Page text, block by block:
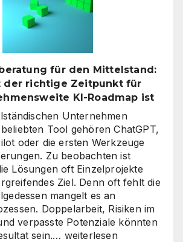
Level
heben
für den Mittelstand:
der richtige Zeitpunkt für
KI-Roadmap ist
Unternehmen
Tool gehören ChatGPT,
oder die ersten Werkzeuge
Zu beobachten ist
Lösungen oft Einzelprojekte
Ziel. Denn oft fehlt die
mangelt es an
Doppelarbeit, Risiken im
verpasste Potenziale könnten
sein.… KI-
weiterlesen